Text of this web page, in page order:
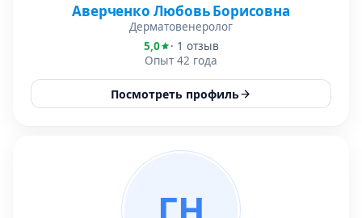
Аверченко Любовь Борисовна
Дерматовенеролог
5,0
· 1 отзыв
Опыт 42 года
Посмотреть профиль